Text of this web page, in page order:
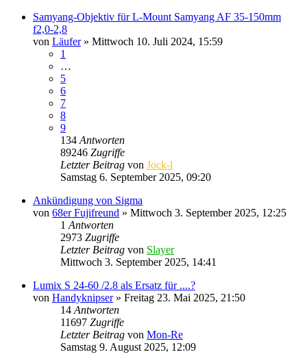
Samyang-Objektiv für L-Mount Samyang AF 35-150mm
f2,0-2,8
von Läufer» Mittwoch 10. Juli 2024, 15:59
1
…
5
6
7
8
9
134 Antworten
89246 Zugriffe
Letzter Beitrag von Jock-l
Samstag 6. September 2025, 09:20
Ankündigung von Sigma
von 68er Fujifreund » Mittwoch 3. September 2025, 12:25
1 Antworten
2973 Zugriffe
Letzter Beitrag von Slayer
Mittwoch 3. September 2025, 14:41
Lumix S 24-60 /2.8 als Ersatz für ....?
von Handyknipser» Freitag 23. Mai 2025, 21:50
14 Antworten
11697 Zugriffe
Letzter Beitrag von Mon-Re
Samstag 9. August 2025, 12:09